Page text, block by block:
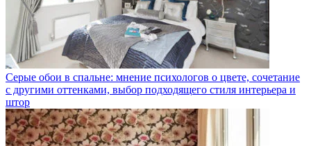
Серые обои в спальне: мнение психологов о цвете, сочетание
с другими оттенками, выбор подходящего стиля интерьера и
штор